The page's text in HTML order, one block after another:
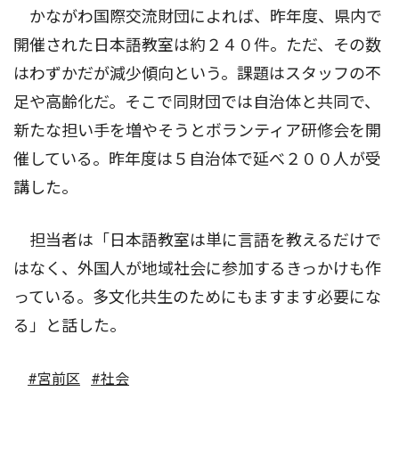
かながわ国際交流財団によれば、昨年度、県内で
開催された日本語教室は約２４０件。ただ、その数
はわずかだが減少傾向という。課題はスタッフの不
足や高齢化だ。そこで同財団では自治体と共同で、
新たな担い手を増やそうとボランティア研修会を開
催している。昨年度は５自治体で延べ２００人が受
講した。
担当者は「日本語教室は単に言語を教えるだけで
はなく、外国人が地域社会に参加するきっかけも作
っている。多文化共生のためにもますます必要にな
る」と話した。
#宮前区 #社会